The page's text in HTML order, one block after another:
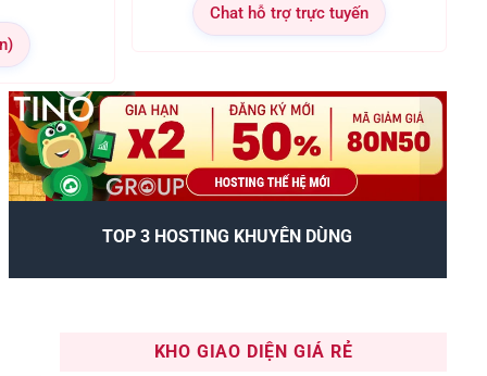
Chat hỗ trợ trực tuyến
TOP 3 HOSTING KHUYÊN DÙNG
KHO GIAO DIỆN GIÁ RẺ